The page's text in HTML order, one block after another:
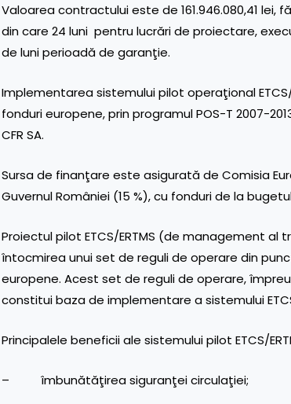
Valoarea contractului este de 161.946.080,41
din care 24 luni pentru lucrări de proiectare,
de luni perioadă de garanţie.
Implementarea sistemului pilot operaţional
fonduri europene, prin programul POS-T 2007-
CFR SA.
Sursa de finanţare este asigurată de Comisia
Guvernul României (15 %), cu fonduri de la
Proiectul pilot ETCS/ERTMS (de management al
întocmirea unui set de reguli de operare din
europene. Acest set de reguli de operare,
constitui baza de implementare a sistemului
Principalele beneficii ale sistemului pilot ETCS/
– îmbunătăţirea siguranţei circulaţiei;